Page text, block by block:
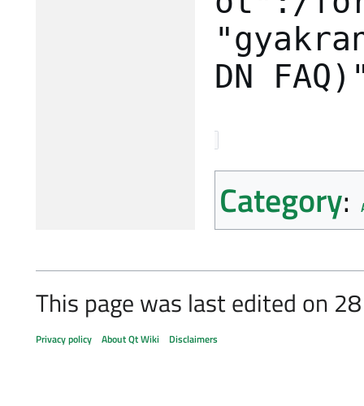
DN
Category:
This page was last edited on
Privacy policy About Qt Wiki Disclaimers